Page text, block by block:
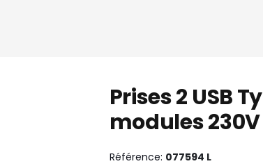
Prises 2 USB
modules
Référence 077594 L